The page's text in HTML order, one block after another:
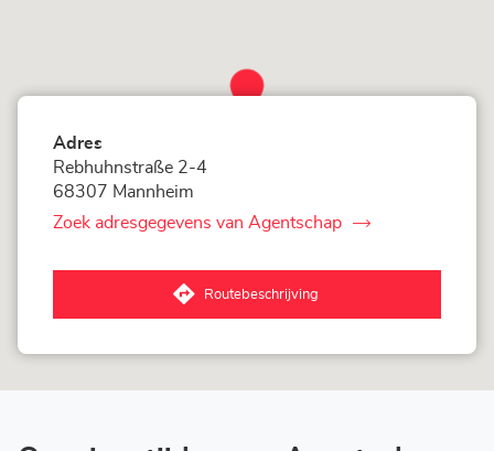
Adres
Rebhuhnstraße 2-4
68307 Mannheim
Zoek adresgegevens van Agentschap
van
Routebeschrijving
naar
Agentschap